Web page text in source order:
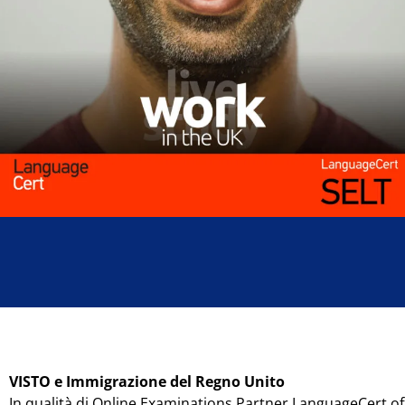
VISTO e Immigrazione del Regno Unito